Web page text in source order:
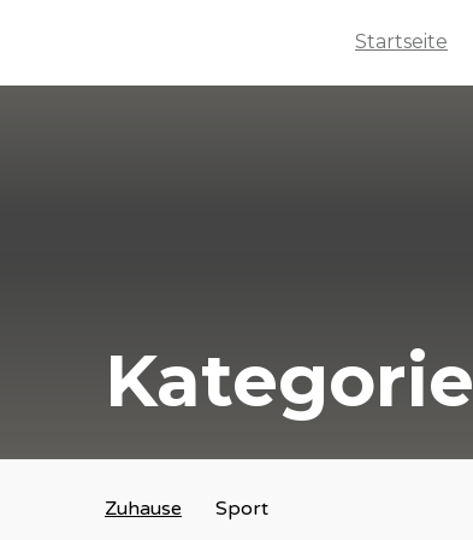
Startseite
Kategorie
Zuhause Sport